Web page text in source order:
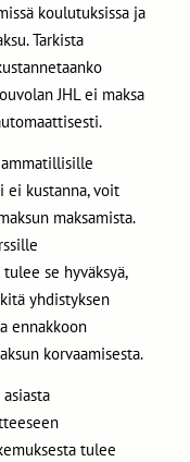
koulutuksissa ja
Tarkista
JHL ei maksa
ei kustanna, voit
maksamista.
se hyväksyä,
yhdistyksen
ennakkoon
korvaamisesta.
tulee